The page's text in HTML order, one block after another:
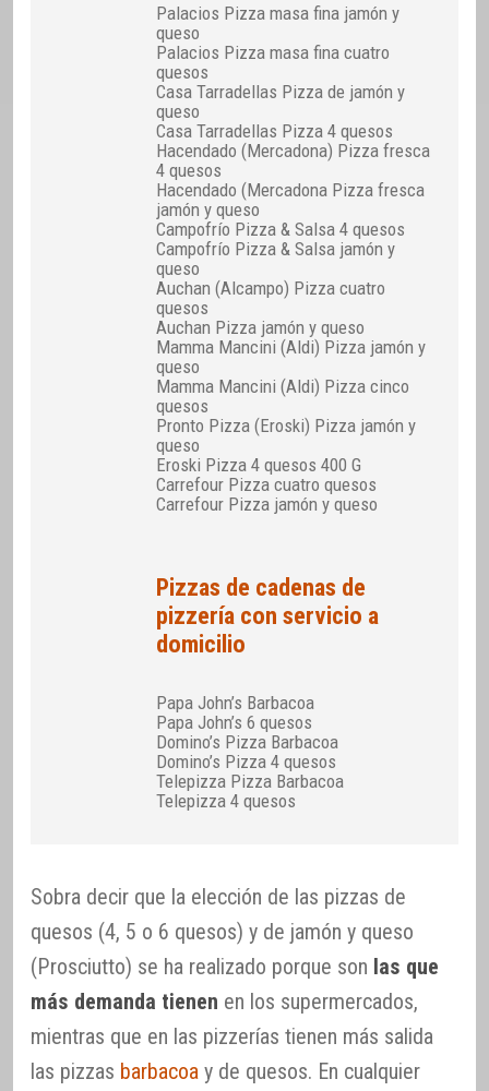
Palacios Pizza masa fina jamón y
queso
Palacios Pizza masa fina cuatro
quesos
Casa Tarradellas Pizza de jamón y
queso
Casa Tarradellas Pizza 4 quesos
Hacendado (Mercadona) Pizza fresca
4 quesos
Hacendado (Mercadona Pizza fresca
jamón y queso
Campofrío Pizza & Salsa 4 quesos
Campofrío Pizza & Salsa jamón y
queso
Auchan (Alcampo) Pizza cuatro
quesos
Auchan Pizza jamón y queso
Mamma Mancini (Aldi) Pizza jamón y
queso
Mamma Mancini (Aldi) Pizza cinco
quesos
Pronto Pizza (Eroski) Pizza jamón y
queso
Eroski Pizza 4 quesos 400 G
Carrefour Pizza cuatro quesos
Carrefour Pizza jamón y queso
Pizzas de cadenas de
pizzería con servicio a
domicilio
Papa John’s Barbacoa
Papa John’s 6 quesos
Domino’s Pizza Barbacoa
Domino’s Pizza 4 quesos
Telepizza Pizza Barbacoa
Telepizza 4 quesos
Sobra decir que la elección de las pizzas de
quesos (4, 5 o 6 quesos) y de jamón y queso
(Prosciutto) se ha realizado porque son las que
más demanda tienen en los supermercados,
mientras que en las pizzerías tienen más salida
las pizzas barbacoa y de quesos. En cualquier